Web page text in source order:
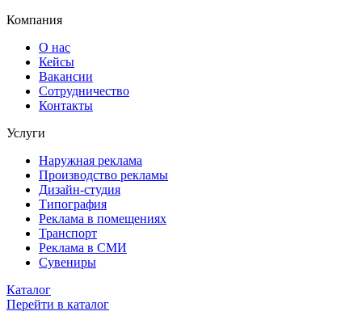
Компания
О нас
Кейсы
Вакансии
Сотрудничество
Контакты
Услуги
Наружная реклама
Производство рекламы
Дизайн-студия
Типография
Реклама в помещениях
Транспорт
Реклама в СМИ
Сувениры
Каталог
Перейти в каталог